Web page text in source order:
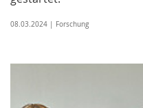
08.03.2024 | Forschung